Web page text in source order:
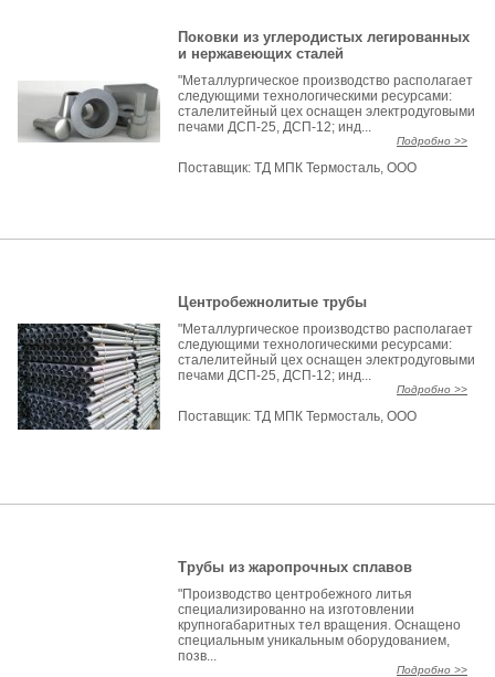
Поковки из углеродистых легированных
и нержавеющих сталей
"Металлургическое производство располагает
следующими технологическими ресурсами:
сталелитейный цех оснащен электродуговыми
печами ДСП-25, ДСП-12; инд...
Подробно >>
Поставщик:ТД МПК Термосталь, ООО
Центробежнолитые трубы
"Металлургическое производство располагает
следующими технологическими ресурсами:
сталелитейный цех оснащен электродуговыми
печами ДСП-25, ДСП-12; инд...
Подробно >>
Поставщик:ТД МПК Термосталь, ООО
Трубы из жаропрочных сплавов
"Производство центробежного литья
специализированно на изготовлении
крупногабаритных тел вращения. Оснащено
специальным уникальным оборудованием,
позв...
Подробно >>